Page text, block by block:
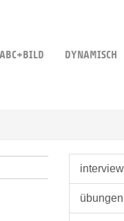
ABC+BILD DYNAMISCH